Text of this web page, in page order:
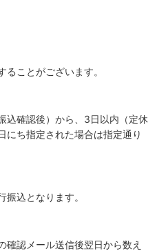
ことがございます。
込確認後）から、3日以内（定休
にち指定された場合は指定通り
込となります。
確認メール送信後翌日から数え